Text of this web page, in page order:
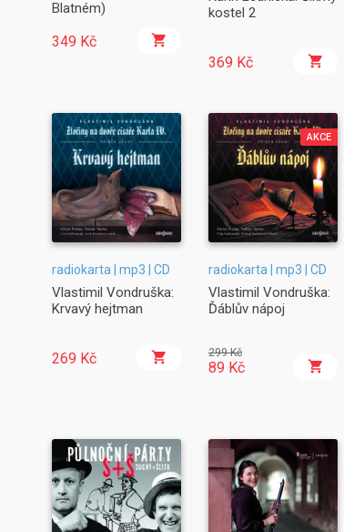
Blatném)
349 Kč
kostel 2
369 Kč
radiokarta | mp3 | CD
Vlastimil Vondruška:
Krvavý hejtman
269 Kč
AKCE
radiokarta | mp3 | CD
Vlastimil Vondruška:
Ďáblův nápoj
299 Kč
89 Kč